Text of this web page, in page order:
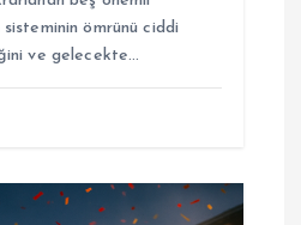
sisteminin ömrünü ciddi
ve gelecekte…